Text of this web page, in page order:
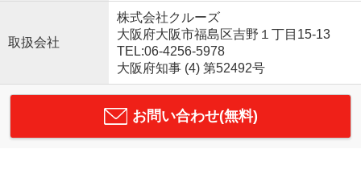
取扱会社
株式会社クルーズ
大阪府大阪市福島区吉野１丁目15-13
TEL:06-4256-5978
大阪府知事 (4) 第52492号
お問い合わせ(無料)